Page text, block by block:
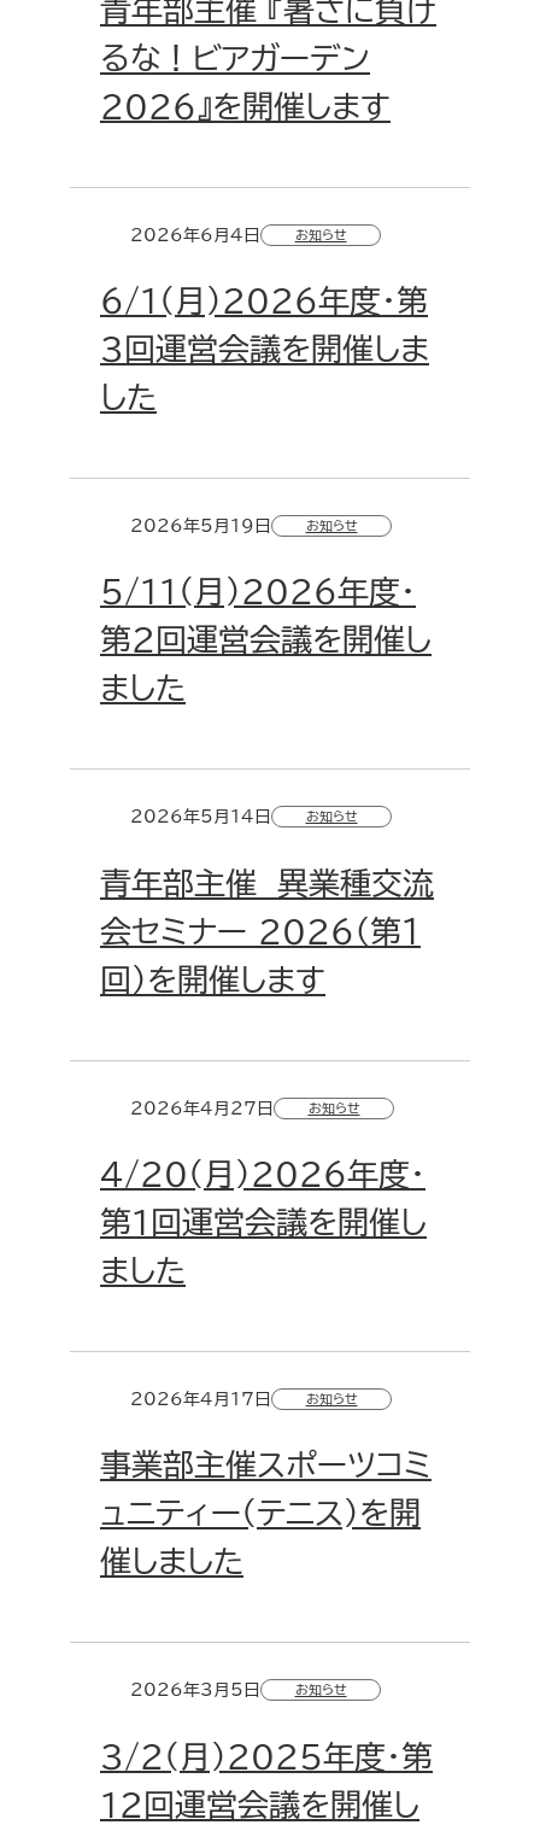
青年部主催 『暑さに負け
るな！ビアガーデン
2026』を開催します
2026年6月4日 お知らせ
6/1(月)2026年度・第
3回運営会議を開催しま
した
2026年5月19日 お知らせ
5/11(月)2026年度・
第2回運営会議を開催し
ました
2026年5月14日 お知らせ
青年部主催 異業種交流
会セミナー 2026（第１
回）を開催します
2026年4月27日 お知らせ
4/20(月)2026年度・
第1回運営会議を開催し
ました
2026年4月17日 お知らせ
事業部主催スポーツコミ
ュニティー(テニス)を開
催しました
2026年3月5日 お知らせ
3/2(月)2025年度・第
12回運営会議を開催し